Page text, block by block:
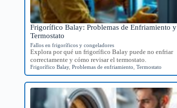
Frigorífico Balay: Problemas de Enfriamiento y
Termostato
Fallos en frigoríficos y congeladores
Explora por qué un frigorífico Balay puede no enfriar
correctamente y cómo revisar el termostato.
Frigorífico Balay,Problemas de enfriamiento ,Termostato